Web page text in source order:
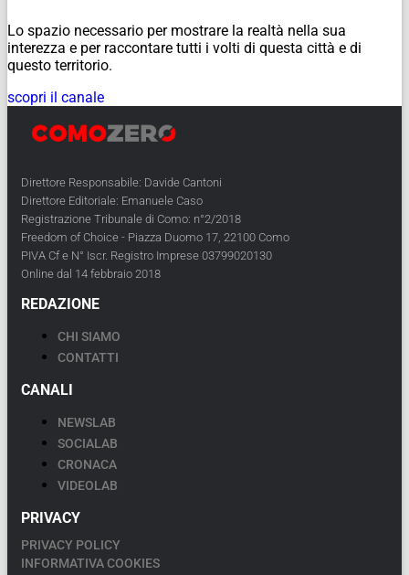
Lo spazio necessario per mostrare la realtà nella sua
interezza e per raccontare tutti i volti di questa città e di
questo territorio.
scopri il canale
Direttore Responsabile: Davide Cantoni
Direttore Editoriale: Emanuele Caso
Registrazione Tribunale di Como: n°2/2018
Freedom of Choice - Piazza Duomo 17, 22100 Como
PIVA Cf e N° Iscr. Registro Imprese 03799020130
Online dal 14 febbraio 2018
REDAZIONE
CHI SIAMO
CONTATTI
CANALI
NEWSLAB
SOCIALAB
CRONACA
VIDEOLAB
PRIVACY
PRIVACY POLICY
INFORMATIVA COOKIES